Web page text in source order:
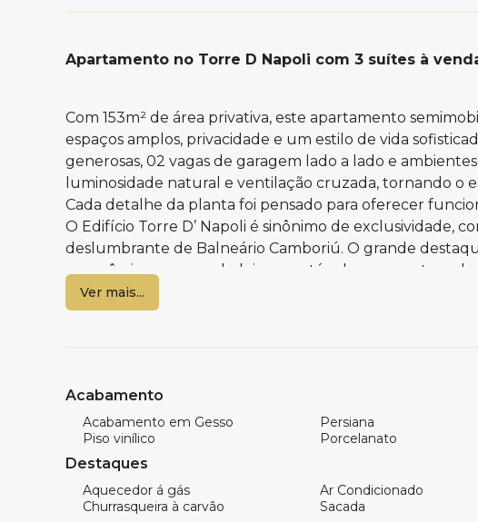
Apartamento no Torre D Napoli com 3 suítes à
Com 153m² de área privativa, este apartamento
espaços amplos, privacidade e um estilo de vida
generosas, 02 vagas de garagem lado a lado e
luminosidade natural e ventilação cruzada, tornando o
Cada detalhe da planta foi pensado para oferecer
O Edifício Torre D’ Napoli é sinônimo de exclusividade,
deslumbrante de Balneário Camboriú. O grande
panorâmicas, um verdadeiro espetáculo que contempla
Roda Gigante FG Big Wheel, transformando o cotidiano
exclusividade, em um dos endereços mais valorizados e
Características do apartamento:
153m² privativos
3 suítes
Aquecedor a gás
Ver mais...
Acabamento
Acabamento em Gesso Persiana
Piso vinílico
Porcelanato
Destaques
Aquecedor á gás Ar Condicionado
Churrasqueira à carvão
Sacada